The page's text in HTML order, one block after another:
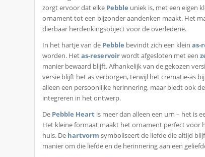
zorgt ervoor dat elke Pebble uniek is, met een eigen
ornament tot een bijzonder aandenken maakt. Het
dierbaar herdenkingsobject voor de overledene.
In het hartje van de Pebble bevindt zich een kleinas-
worden. Hetas-reservoirwordt afgesloten met een
manier bewaard blijft. Afhankelijk van de gekozen
versie blijft het as verborgen, terwijl het crematie-as
alleen een persoonlijke herinnering, maar biedt ook
integreren in het ontwerp.
De Pebble Heart is meer dan alleen een urn – het is
Het kleine formaat maakt het ornament perfect voor
huis. De hartvorm symboliseert de liefde die altijd
manier om die liefde en de herinnering aan een